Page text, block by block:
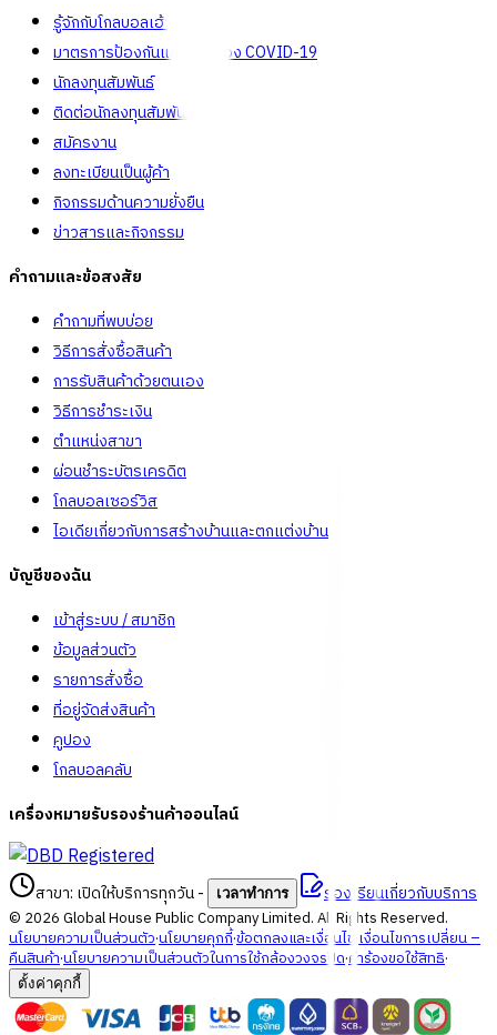
รู้จักกับโกลบอลเฮ้าส์
มาตรการป้องกันและคัดกรอง COVID-19
นักลงทุนสัมพันธ์
ติดต่อนักลงทุนสัมพันธ์
สมัครงาน
ลงทะเบียนเป็นผู้ค้า
กิจกรรมด้านความยั่งยืน
ข่าวสารและกิจกรรม
คำถามและข้อสงสัย
คำถามที่พบบ่อย
วิธีการสั่งซื้อสินค้า
การรับสินค้าด้วยตนเอง
วิธีการชำระเงิน
ตำแหน่งสาขา
ผ่อนชำระบัตรเครดิต
โกลบอลเซอร์วิส
ไอเดียเกี่ยวกับการสร้างบ้านและตกแต่งบ้าน
บัญชีของฉัน
เข้าสู่ระบบ / สมาชิก
ข้อมูลส่วนตัว
รายการสั่งซื้อ
ที่อยู่จัดส่งสินค้า
คูปอง
โกลบอลคลับ
เครื่องหมายรับรองร้านค้าออนไลน์
สาขา: เปิดให้บริการทุกวัน- เวลาทำการ ร้องเรียนเกี่ยวกับบริการ
© 2026Global House Public Company Limited. All Rights Reserved.
นโยบายความเป็นส่วนตัว·นโยบายคุกกี้·ข้อตกลงและเงื่อนไข·เงื่อนไขการเปลี่ยน –
คืนสินค้า·นโยบายความเป็นส่วนตัวในการใช้กล้องวงจรปิด·คำร้องขอใช้สิทธิ·
ตั้งค่าคุกกี้